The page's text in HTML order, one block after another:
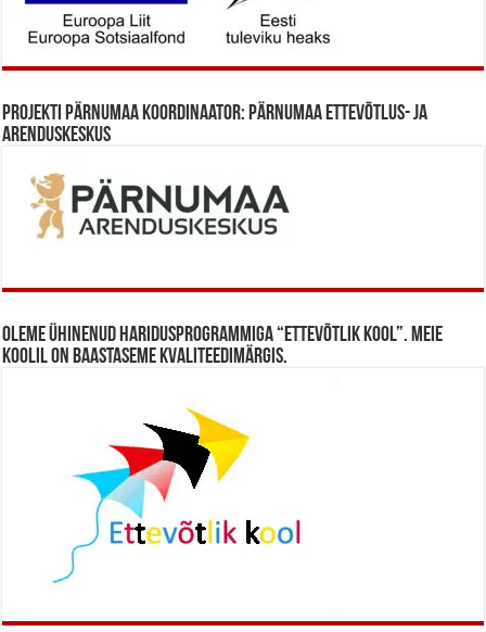
Projekti Pärnumaa koordinaator: Pärnumaa Ettevõtlus- ja
Arenduskeskus
Oleme ühinenud haridusprogrammiga “Ettevõtlik Kool”. Meie
koolil on baastaseme kvaliteedimärgis.